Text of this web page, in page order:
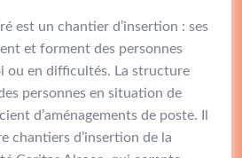
est un chantier d’insertion : ses
et forment des personnes
ou en difficultés. La structure
personnes en situation de
d’aménagements de poste. Il
chantiers d’insertion de la